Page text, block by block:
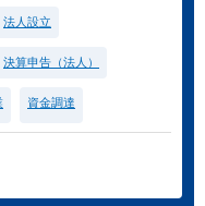
法人設立
決算申告（法人）
資金調達